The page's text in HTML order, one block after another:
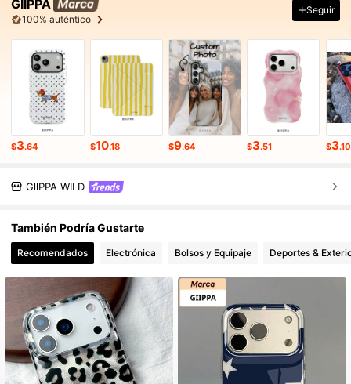
GIIPPA
100% auténtico
Seguir
$3.64 $10.18 $9.64 $3.51 $3.10
GllPPA WILD
También Podría Gustarte
Recomendados Electrónica Bolsos y Equipaje Deportes &